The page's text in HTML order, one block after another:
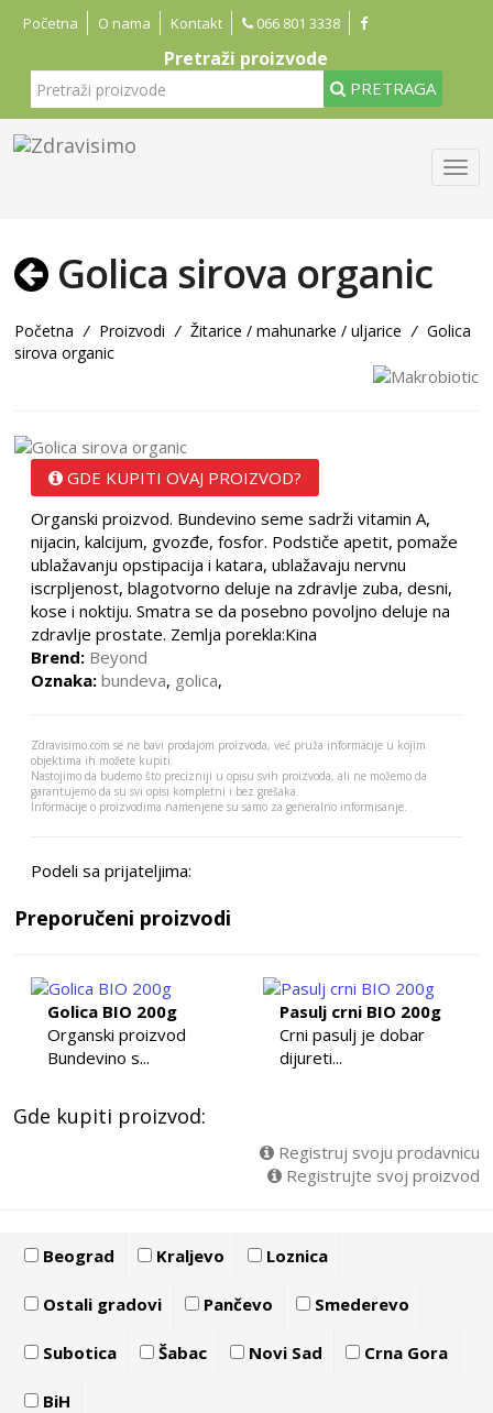
Početna O nama Kontakt 066 801 3338
Pretraži proizvode
PRETRAGA
Golica sirova organic
Početna / Proizvodi / Žitarice / mahunarke / uljarice / Golica
sirova organic
GDE KUPITI OVAJ PROIZVOD?
Organski proizvod. Bundevino seme sadrži vitamin A,
nijacin, kalcijum, gvozđe, fosfor. Podstiče apetit, pomaže
ublažavanju opstipacija i katara, ublažavaju nervnu
iscrpljenost, blagotvorno deluje na zdravlje zuba, desni,
kose i noktiju. Smatra se da posebno povoljno deluje na
zdravlje prostate. Zemlja porekla:Kina
Brend: Beyond
Oznaka: bundeva, golica,
Zdravisimo.com se ne bavi prodajom proizvoda, već pruža informacije u kojim
objektima ih možete kupiti.
Nastojimo da budemo što precizniji u opisu svih proizvoda, ali ne možemo da
garantujemo da su svi opisi kompletni i bez grešaka.
Informacije o proizvodima namenjene su samo za generalno informisanje.
Podeli sa prijateljima:
Preporučeni proizvodi
Golica BIO 200g
Organski proizvod
Bundevino s...
Pasulj crni BIO 200g
Crni pasulj je dobar
dijureti...
Gde kupiti proizvod:
Registruj svoju prodavnicu
Registrujte svoj proizvod
Beograd Kraljevo Loznica
Ostali gradovi Pančevo Smederevo
Subotica Šabac Novi Sad Crna Gora
BiH